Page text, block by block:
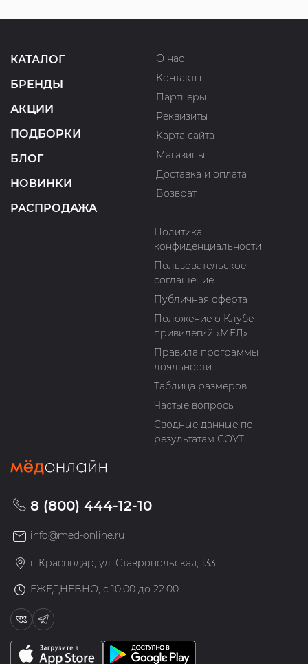
КАТАЛОГ
БРЕНДЫ
АКЦИИ
ПОДБОРКИ
БЛОГ
НОВИНКИ
РАСПРОДАЖА
О нас
Контакты
Партнеры
Реквизиты
Карта сайта
Магазины
Доставка и оплата
Возврат
Политика
конфиденциальности
Пользовательское
соглашение
Публичная оферта
Положение о Клубе
привилегий «МЁД»
Правила программы
лояльности
Таблица размеров
Частые вопросы
Сводные данные по
результатам СОУТ
8 (800) 444-12-10
info@med-online.ru
г. Краснодар, ул. Ставропольская, 133
ЕЖЕДНЕВНО, с 10:00 до 22:00